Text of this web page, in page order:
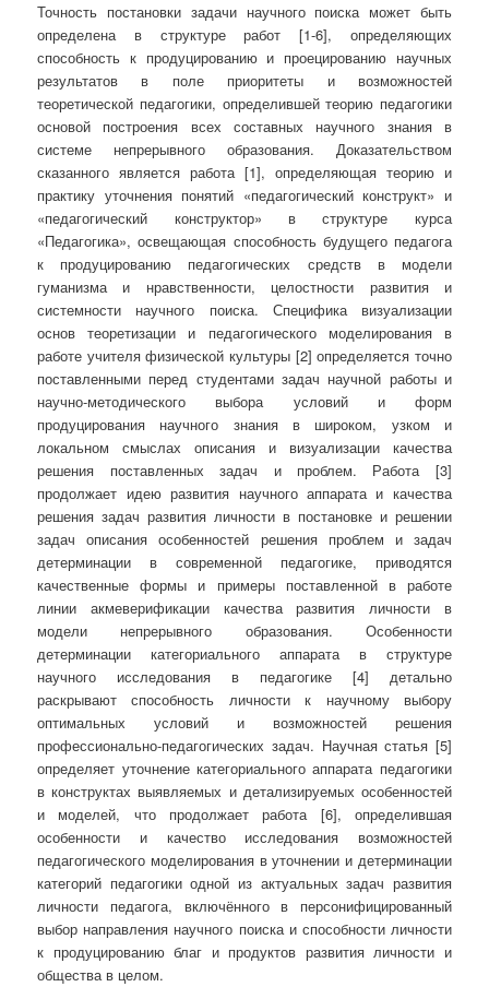
Точность постановки задачи научного поиска может быть
определена в структуре работ [1-6], определяющих
способность к продуцированию и проецированию научных
результатов в поле приоритеты и возможностей
теоретической педагогики, определившей теорию педагогики
основой построения всех составных научного знания в
системе непрерывного образования. Доказательством
сказанного является работа [1], определяющая теорию и
практику уточнения понятий «педагогический конструкт» и
«педагогический конструктор» в структуре курса
«Педагогика», освещающая способность будущего педагога
к продуцированию педагогических средств в модели
гуманизма и нравственности, целостности развития и
системности научного поиска. Специфика визуализации
основ теоретизации и педагогического моделирования в
работе учителя физической культуры [2] определяется точно
поставленными перед студентами задач научной работы и
научно-методического выбора условий и форм
продуцирования научного знания в широком, узком и
локальном смыслах описания и визуализации качества
решения поставленных задач и проблем. Работа [3]
продолжает идею развития научного аппарата и качества
решения задач развития личности в постановке и решении
задач описания особенностей решения проблем и задач
детерминации в современной педагогике, приводятся
качественные формы и примеры поставленной в работе
линии акмеверификации качества развития личности в
модели непрерывного образования. Особенности
детерминации категориального аппарата в структуре
научного исследования в педагогике [4] детально
раскрывают способность личности к научному выбору
оптимальных условий и возможностей решения
профессионально-педагогических задач. Научная статья [5]
определяет уточнение категориального аппарата педагогики
в конструктах выявляемых и детализируемых особенностей
и моделей, что продолжает работа [6], определившая
особенности и качество исследования возможностей
педагогического моделирования в уточнении и детерминации
категорий педагогики одной из актуальных задач развития
личности педагога, включённого в персонифицированный
выбор направления научного поиска и способности личности
к продуцированию благ и продуктов развития личности и
общества в целом.